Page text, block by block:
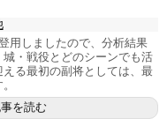
用しましたので、分析結果
・戦役とどのシーンでも活
る最初の副将としては、最
を読む